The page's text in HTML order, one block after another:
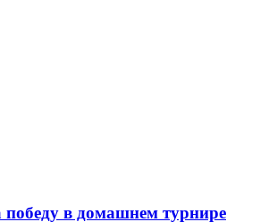
в домашнем турнире